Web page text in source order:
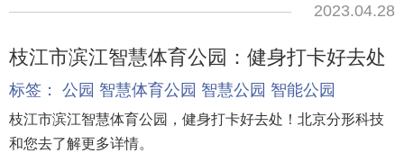
2023.04.28
枝江市滨江智慧体育公园：健身打卡好去处
标签： 公园 智慧体育公园 智慧公园 智能公园
枝江市滨江智慧体育公园，健身打卡好去处！北京分形科技
和您去了解更多详情。